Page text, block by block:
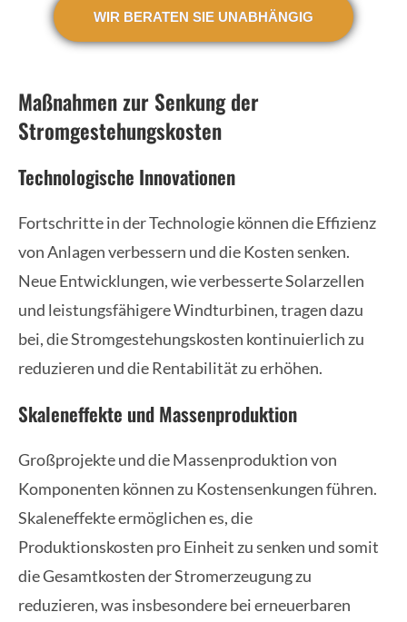
WIR BERATEN SIE UNABHÄNGIG
Maßnahmen zur Senkung der
Stromgestehungskosten
Technologische Innovationen
Fortschritte in der Technologie können die Effizienz
von Anlagen verbessern und die Kosten senken.
Neue Entwicklungen, wie verbesserte Solarzellen
und leistungsfähigere Windturbinen, tragen dazu
bei, die Stromgestehungskosten kontinuierlich zu
reduzieren und die Rentabilität zu erhöhen.
Skaleneffekte und Massenproduktion
Großprojekte und die Massenproduktion von
Komponenten können zu Kostensenkungen führen.
Skaleneffekte ermöglichen es, die
Produktionskosten pro Einheit zu senken und somit
die Gesamtkosten der Stromerzeugung zu
reduzieren, was insbesondere bei erneuerbaren